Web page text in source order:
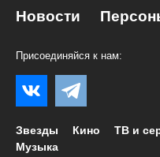
Новости
Присоединяйся к нам:
Звезды Кино ТВ и
Музыка